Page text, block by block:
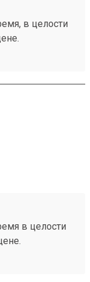
в целости
в целости